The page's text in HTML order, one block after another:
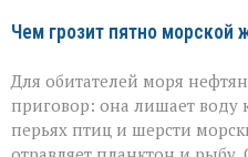
Чем грозит пятно морской
Для обитателей моря
приговор: она лишает воду
перьях птиц и шерсти